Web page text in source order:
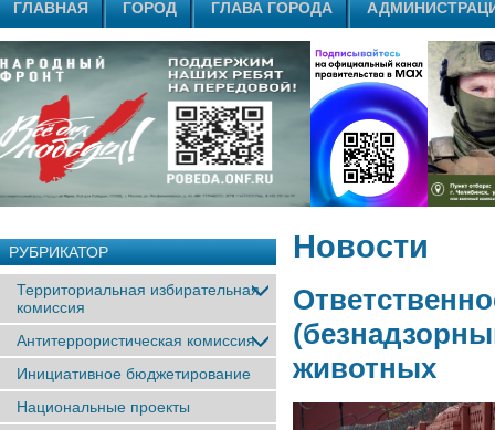
ГЛАВНАЯ ГОРОД ГЛАВА ГОРОДА
РУБРИКАТОР
Территориальная избирательная
комиссия
Антитеррористическая комиссия
Инициативное бюджетирование
Национальные проекты
Новости
животных